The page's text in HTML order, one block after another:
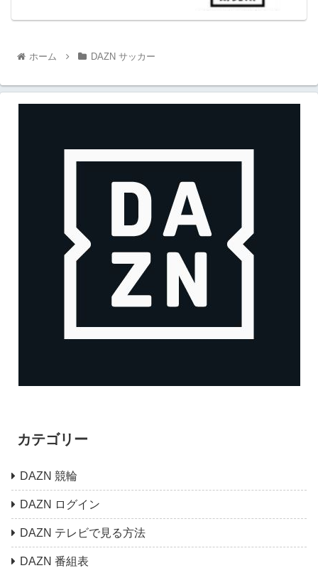
ホーム DAZN サッカー
カテゴリー
DAZN 競輪
DAZN ログイン
DAZN テレビで見る方法
DAZN 番組表